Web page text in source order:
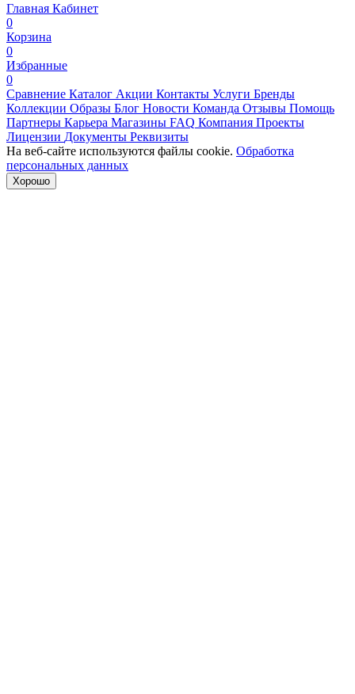
Главная Кабинет
0
Корзина
0
Избранные
0
Сравнение Каталог Акции Контакты Услуги Бренды
Коллекции Образы Блог Новости Команда Отзывы Помощь
Партнеры Карьера Магазины FAQ Компания Проекты
Лицензии Документы Реквизиты
На веб-сайте используются файлы cookie. Обработка
персональных данных
Хорошо